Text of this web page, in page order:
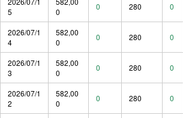
5
0
0 280 0
2026/07/1
4
582,00
0
0 280 0
2026/07/1
3
582,00
0
0 280 0
2026/07/1
2
582,00
0
0 280 0